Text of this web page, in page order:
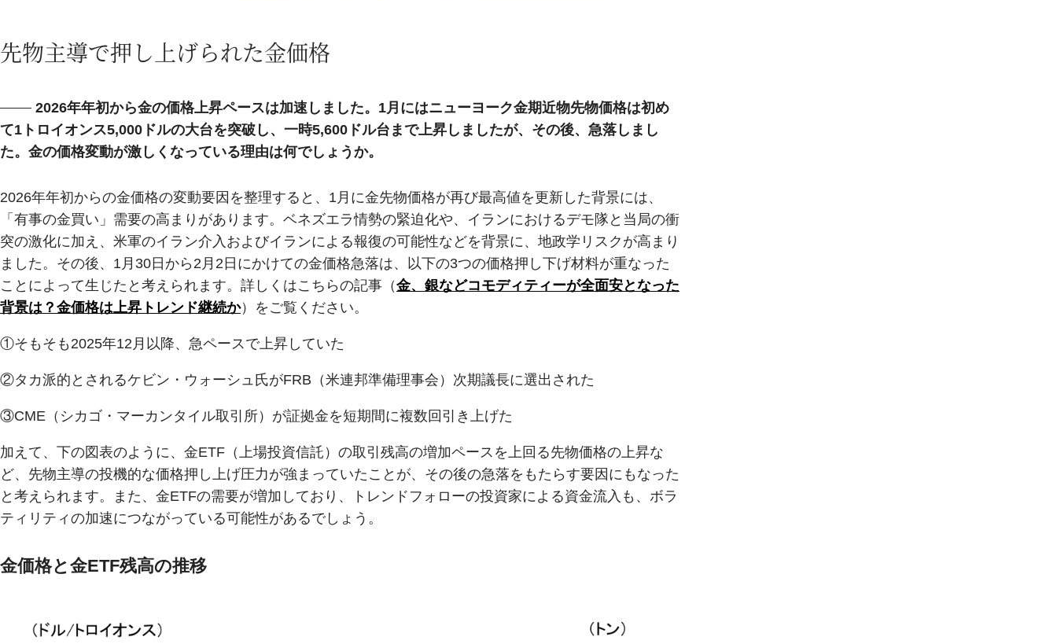
先物主導で押し上げられた金価格
2026年年初から金の価格上昇ペースは加速しました。1月にはニューヨーク金期近物先物価格は初め
て1トロイオンス5,000ドルの大台を突破し、一時5,600ドル台まで上昇しましたが、その後、急落しまし
た。金の価格変動が激しくなっている理由は何でしょうか。
2026年年初からの金価格の変動要因を整理すると、1月に金先物価格が再び最高値を更新した背景には、
「有事の金買い」需要の高まりがあります。ベネズエラ情勢の緊迫化や、イランにおけるデモ隊と当局の衝
突の激化に加え、米軍のイラン介入およびイランによる報復の可能性などを背景に、地政学リスクが高まり
ました。その後、1月30日から2月2日にかけての金価格急落は、以下の3つの価格押し下げ材料が重なった
ことによって生じたと考えられます。詳しくはこちらの記事（金、銀などコモディティーが全面安となった
背景は？金価格は上昇トレンド継続か）をご覧ください。
①そもそも2025年12月以降、急ペースで上昇していた
②タカ派的とされるケビン・ウォーシュ氏がFRB（米連邦準備理事会）次期議長に選出された
③CME（シカゴ・マーカンタイル取引所）が証拠金を短期間に複数回引き上げた
加えて、下の図表のように、金ETF（上場投資信託）の取引残高の増加ペースを上回る先物価格の上昇な
ど、先物主導の投機的な価格押し上げ圧力が強まっていたことが、その後の急落をもたらす要因にもなった
と考えられます。また、金ETFの需要が増加しており、トレンドフォローの投資家による資金流入も、ボラ
ティリティの加速につながっている可能性があるでしょう。
金価格と金ETF残高の推移